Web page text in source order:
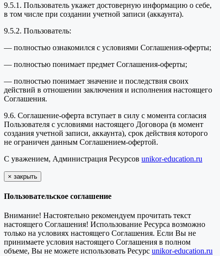
9.5.1. Пользователь укажет достоверную информацию о себе,
в том числе при создании учетной записи (аккаунта).
9.5.2. Пользователь:
— полностью ознакомился с условиями Соглашения-оферты;
— полностью понимает предмет Соглашения-оферты;
— полностью понимает значение и последствия своих
действий в отношении заключения и исполнения настоящего
Соглашения.
9.6. Соглашение-оферта вступает в силу с момента согласия
Пользователя с условиями настоящего Договора (в момент
создания учетной записи, аккаунта), срок действия которого
не ограничен данным Соглашением-офертой.
С уважением, Администрация Ресурсов unikor-education.ru
× закрыть
Пользовательское соглашение
Внимание! Настоятельно рекомендуем прочитать текст
настоящего Соглашения! Использование Ресурса возможно
только на условиях настоящего Соглашения. Если Вы не
принимаете условия настоящего Соглашения в полном
объеме, Вы не можете использовать Ресурс unikor-education.ru